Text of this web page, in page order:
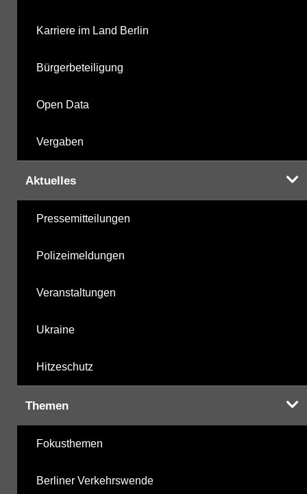
Karriere im Land Berlin
Bürgerbeteiligung
Open Data
Vergaben
Aktuelles
Pressemitteilungen
Polizeimeldungen
Veranstaltungen
Ukraine
Hitzeschutz
Themen
Fokusthemen
Berliner Verkehrswende